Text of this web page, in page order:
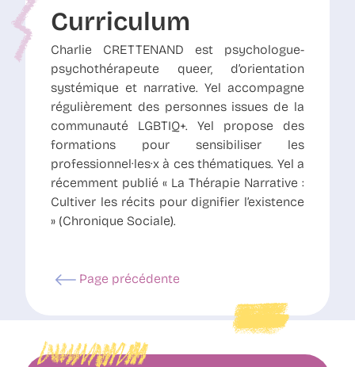
Curriculum
Charlie CRETTENAND est psychologue-
psychothérapeute queer, d’orientation
systémique et narrative. Yel accompagne
régulièrement des personnes issues de la
communauté LGBTIQ+. Yel propose des
formations pour sensibiliser les
professionnel·les·x à ces thématiques. Yel a
récemment publié « La Thérapie Narrative :
Cultiver les récits pour dignifier l’existence
» (Chronique Sociale).
Page précédente